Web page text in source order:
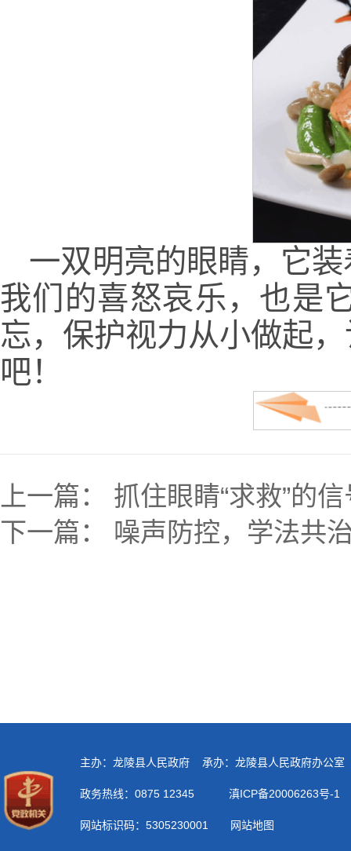
一双明亮的眼睛，它
我们的喜怒哀乐，也是
忘，保护视力从小做起
吧！
上一篇： 抓住眼睛“求救”的
下一篇： 噪声防控，学法共